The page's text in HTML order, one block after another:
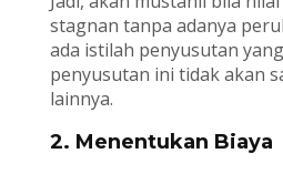
stagnan tanpa adanya
ada istilah penyusutan
penyusutan ini tidak akan
lainnya.
2. Menentukan Biaya